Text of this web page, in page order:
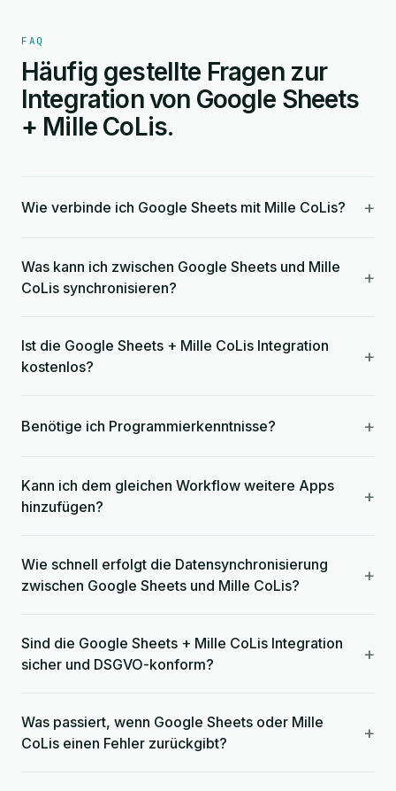
FAQ
Häufig gestellte Fragen zur
Integration von Google Sheets
+ Mille CoLis.
Wie verbinde ich Google Sheets mit Mille CoLis? +
Was kann ich zwischen Google Sheets und Mille
CoLis synchronisieren?
+
Ist die Google Sheets + Mille CoLis Integration
kostenlos?
+
Benötige ich Programmierkenntnisse? +
Kann ich dem gleichen Workflow weitere Apps
hinzufügen?
+
Wie schnell erfolgt die Datensynchronisierung
zwischen Google Sheets und Mille CoLis?
+
Sind die Google Sheets + Mille CoLis Integration
sicher und DSGVO-konform?
+
Was passiert, wenn Google Sheets oder Mille
CoLis einen Fehler zurückgibt?
+